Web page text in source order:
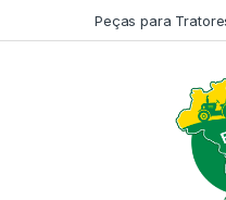
Peças para